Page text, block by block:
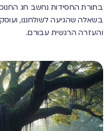
בתורת החסידות נחשב חג
בשאלה שהגיעה לשולחננו,
והעזרה הרגשית עבורם.